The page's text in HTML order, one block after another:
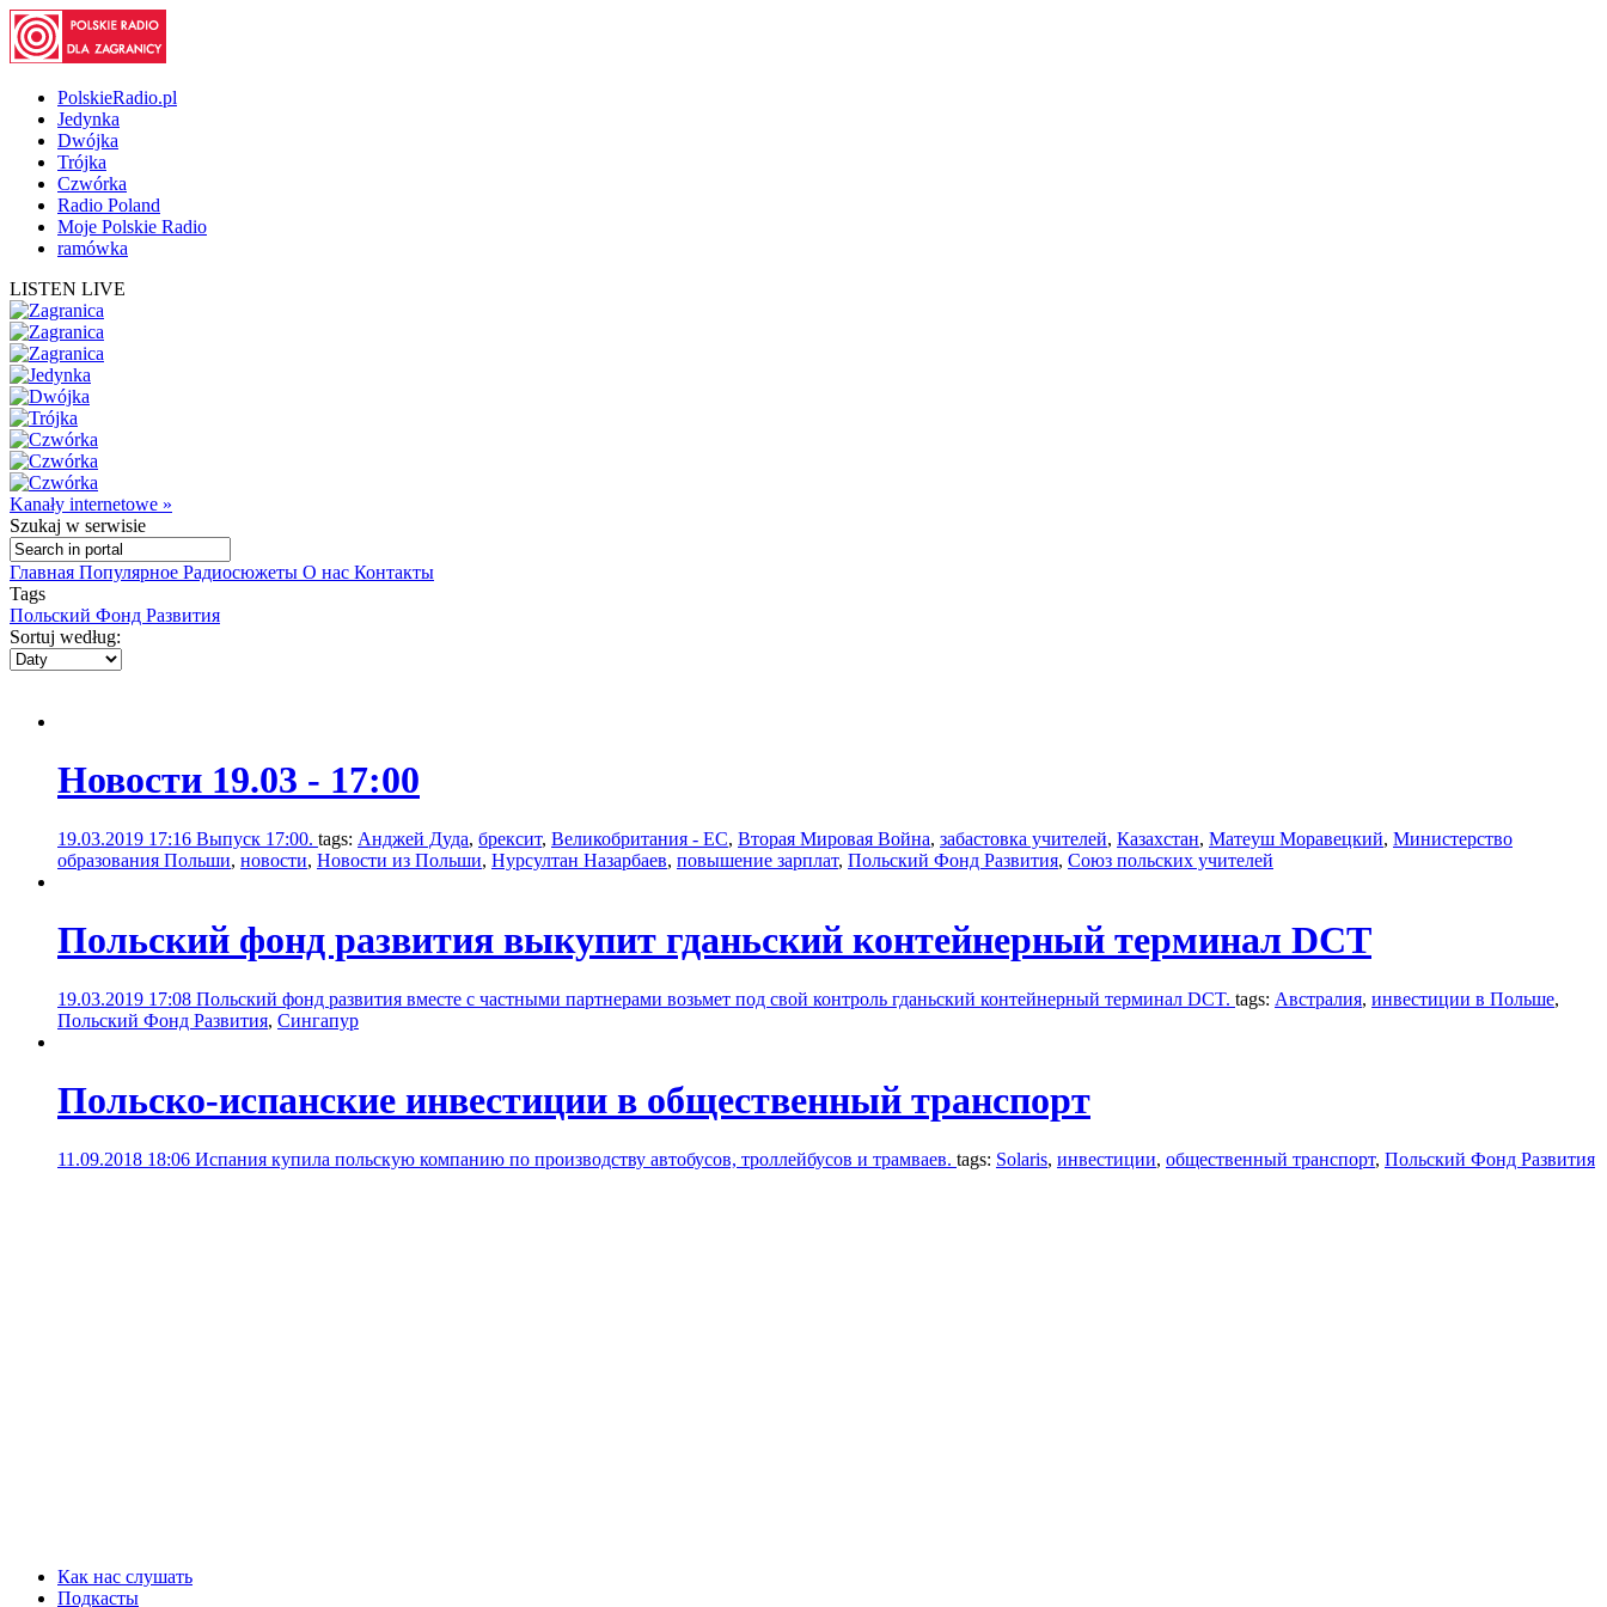
PolskieRadio.pl
Jedynka
Dwójka
Trójka
Czwórka
Radio Poland
Moje Polskie Radio
ramówka
LISTEN LIVE
Kanały internetowe »
Szukaj w serwisie
Главная Популярное Радиосюжеты О нас Контакты
Tags
Польский Фонд Развития
Sortuj według:
Новости 19.03 - 17:00
19.03.2019 17:16 Выпуск 17:00. tags: Анджей Дуда, брексит, Великобритания - ЕС, Вторая Мировая Война, забастовка учителей, Казахстан, Матеуш Моравецкий, Министерство
образования Польши, новости, Новости из Польши, Нурсултан Назарбаев, повышение зарплат, Польский Фонд Развития, Союз польских учителей
Польский фонд развития выкупит гданьский контейнерный терминал DCT
19.03.2019 17:08 Польский фонд развития вместе с частными партнерами возьмет под свой контроль гданьский контейнерный терминал DCT. tags: Австралия, инвестиции в Польше,
Польский Фонд Развития, Сингапур
Польско-испанские инвестиции в общественный транспорт
11.09.2018 18:06 Испания купила польскую компанию по производству автобусов, троллейбусов и трамваев. tags: Solaris, инвестиции, общественный транспорт, Польский Фонд Развития
Как нас слушать
Подкасты